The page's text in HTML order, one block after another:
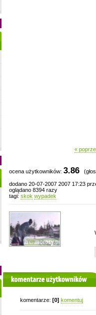
«
ocena użytkowników: 3.86
dodano 20-07-2007 2007 17:23
oglądano 8394 razy
tagi: skok wypadek
komentarze użytkowników
komentarze: [0] komentuj